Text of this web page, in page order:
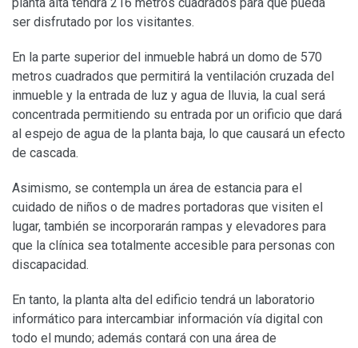
ser disfrutado por los visitantes.
En la parte superior del inmueble habrá un domo de 570
metros cuadrados que permitirá la ventilación cruzada del
inmueble y la entrada de luz y agua de lluvia, la cual será
concentrada permitiendo su entrada por un orificio que dará
al espejo de agua de la planta baja, lo que causará un efecto
de cascada.
Asimismo, se contempla un área de estancia para el
cuidado de niños o de madres portadoras que visiten el
lugar, también se incorporarán rampas y elevadores para
que la clínica sea totalmente accesible para personas con
discapacidad.
En tanto, la planta alta del edificio tendrá un laboratorio
informático para intercambiar información vía digital con
todo el mundo; además contará con una área de